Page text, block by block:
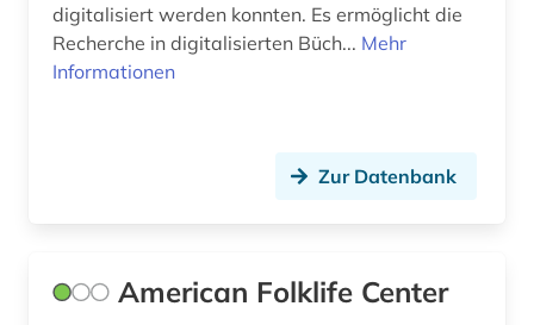
frescobaldi (1)
fux (1)
fürstlich waldecksche hofbibliothek (1)
digitalisiert werden konnten. Es ermöglicht die
Recherche in digitalisierten Büch... Mehr
Informationen
Zur Datenbank
American Folklife Center